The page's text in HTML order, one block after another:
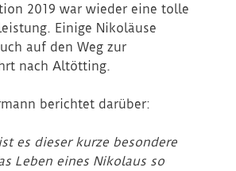
2019 war wieder eine tolle
Einige Nikoläuse
auf den Weg zur
nach Altötting.
berichtet darüber:
es dieser kurze besondere
Leben eines Nikolaus so